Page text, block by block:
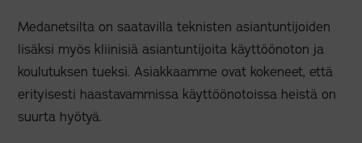
Medanetsilta on saatavilla teknisten asiantuntijoiden
lisäksi myös kliinisiä asiantuntijoita käyttöönoton ja
koulutuksen tueksi. Asiakkaamme ovat kokeneet, että
erityisesti haastavammissa käyttöönotoissa heistä on
suurta hyötyä.